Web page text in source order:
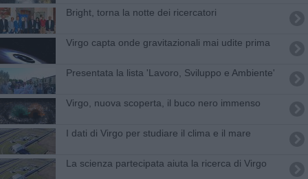
Bright, torna la notte dei ricercatori
Virgo capta onde gravitazionali mai udite prima
Presentata la lista 'Lavoro, Sviluppo e Ambiente'
Virgo, nuova scoperta, il buco nero immenso
I dati di Virgo per studiare il clima e il mare
La scienza partecipata aiuta la ricerca di Virgo